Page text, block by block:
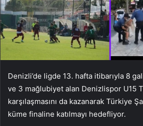
Denizli’de ligde 13. hafta itibarıyla 8
ve 3 mağlubiyet alan Denizlispor U15
karşılaşmasını da kazanarak Türkiye
küme finaline katılmayı hedefliyor.